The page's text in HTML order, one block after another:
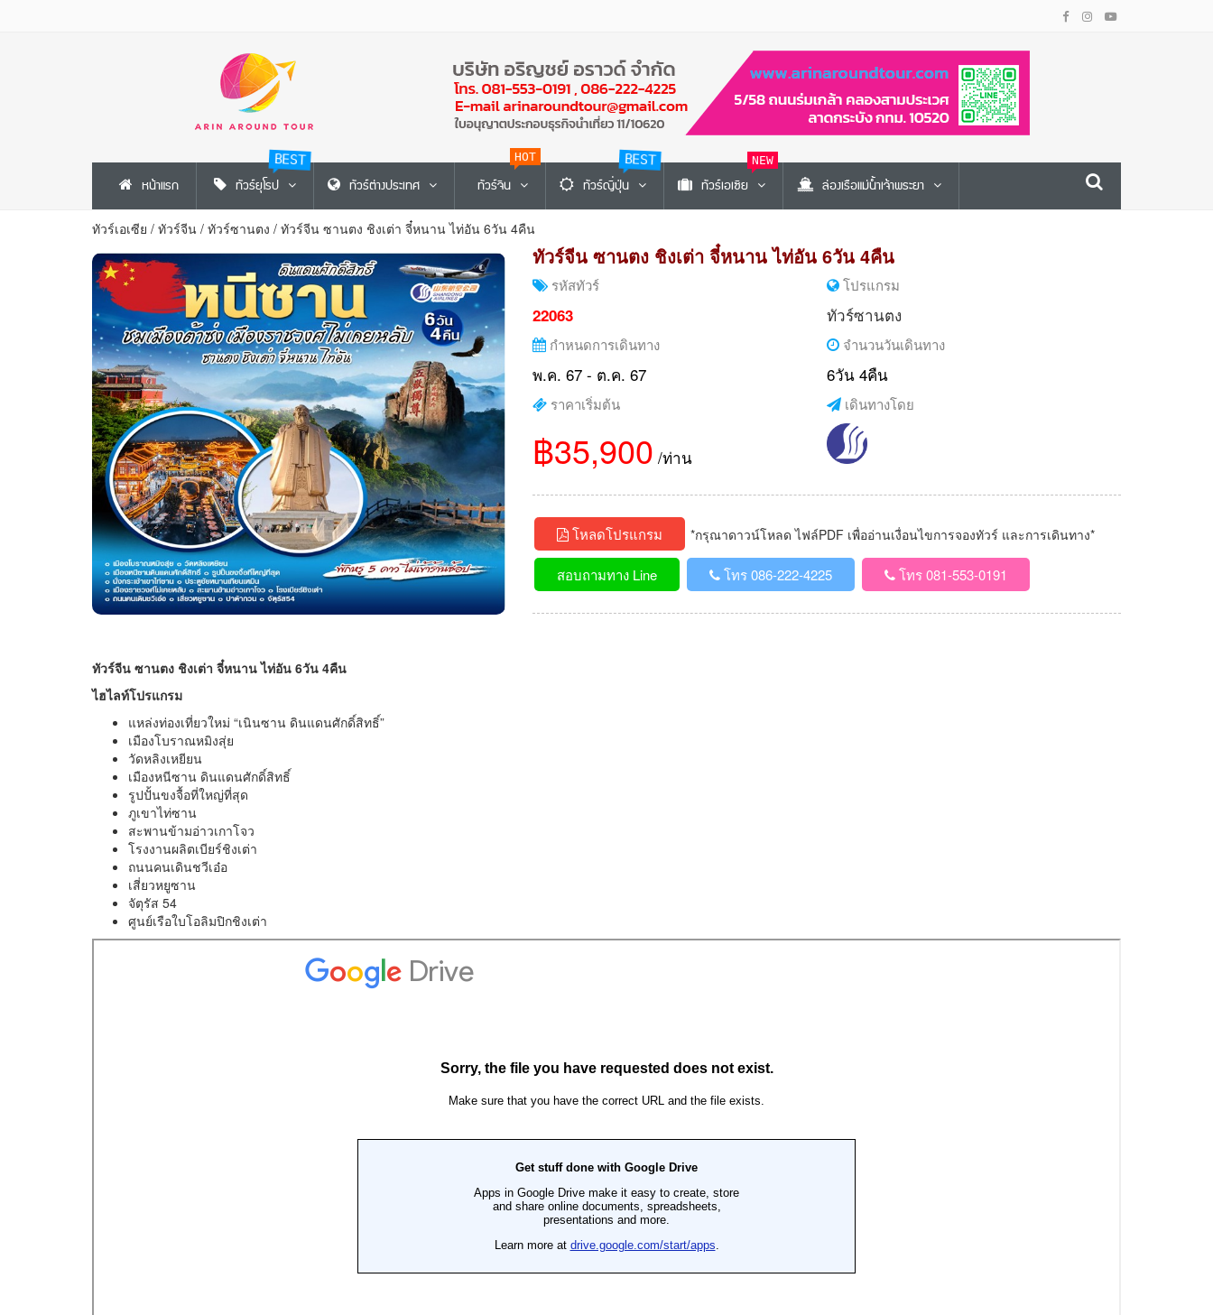
หน้าแรก ทัวร์ยุโรป
BEST
ทัวร์ต่างประเทศ ทัวร์จีน
HOT
ทัวร์ญี่ปุ่น
BEST
ทัวร์เอเซีย
NEW
ล่องเรือแม่น้ำเจ้าพระยา
ทัวร์เอเซีย / ทัวร์จีน / ทัวร์ซานตง / ทัวร์จีน ซานตง ชิงเต่า จี๋หนาน ไท่อัน 6วัน 4คืน
ทัวร์จีน ซานตง ชิงเต่า จี๋หนาน ไท่อัน 6วัน 4คืน
รหัสทัวร์
22063
โปรแกรม
ทัวร์ซานตง
กำหนดการเดินทาง
พ.ค. 67 - ต.ค. 67
จำนวนวันเดินทาง
6วัน 4คืน
ราคาเริ่มต้น
฿35,900 /ท่าน
เดินทางโดย
โหลดโปรแกรม *กรุณาดาวน์โหลด ไฟล์PDF เพื่ออ่านเงื่อนไขการจองทัวร์ และการเดินทาง*
สอบถามทาง Line โทร 086-222-4225 โทร 081-553-0191
ทัวร์จีน ซานตง ชิงเต่า จี๋หนาน ไท่อัน 6วัน 4คืน
ไฮไลท์โปรแกรม
แหล่งท่องเที่ยวใหม่ “เนินซาน ดินแดนศักดิ์สิทธิ์”
เมืองโบราณหมิงสุ่ย
วัดหลิงเหยียน
เมืองหนีซาน ดินแดนศักดิ์สิทธิ์
รูปปั้นขงจื้อที่ใหญ่ที่สุด
ภูเขาไท่ซาน
สะพานข้ามอ่าวเกาโจว
โรงงานผลิตเบียร์ชิงเต่า
ถนนคนเดินชวีเอ๋อ
เสี่ยวหยูซาน
จัตุรัส 54
ศูนย์เรือใบโอลิมปิกชิงเต่า